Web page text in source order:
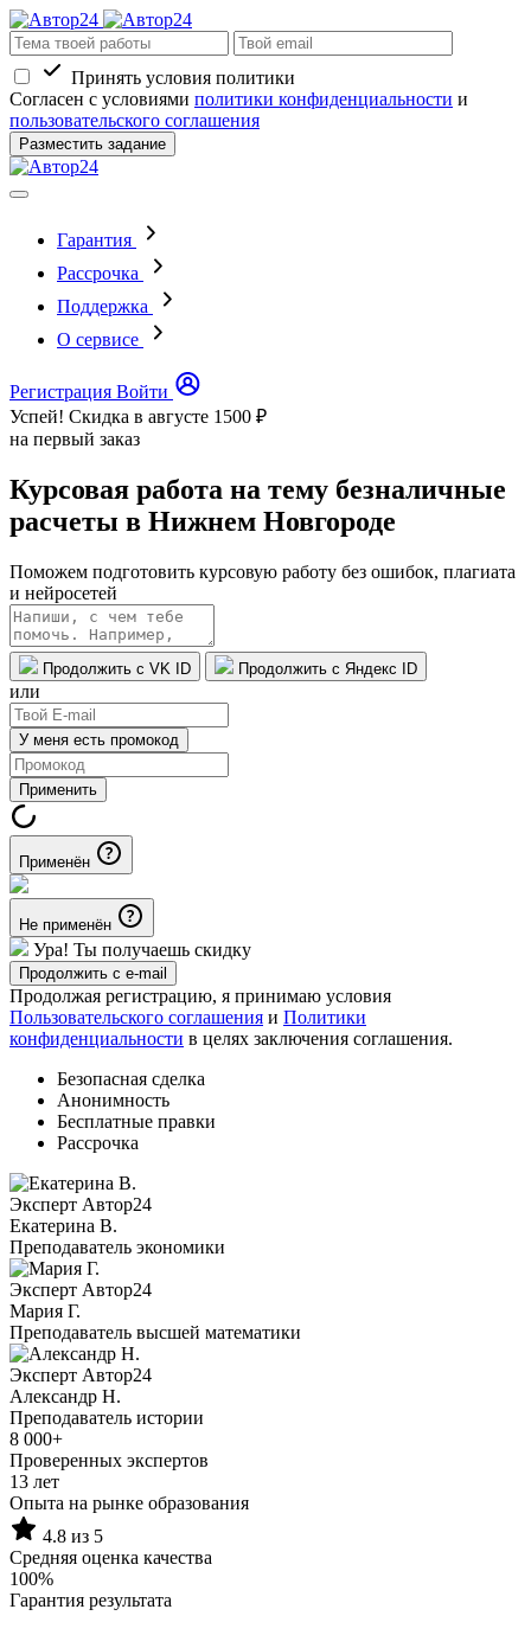
Принять условия политики
Согласен с условиями политики конфиденциальности и
пользовательского соглашения
Разместить задание
Гарантия
Рассрочка
Поддержка
О сервисе
Регистрация Войти
Успей! Скидка в августе 1500 ₽
на первый заказ
Курсовая работа на тему безналичные
расчеты в Нижнем Новгороде
Поможем подготовить курсовую работу без ошибок, плагиата
и нейросетей
Продолжить с VK ID Продолжить с Яндекс ID
или
У меня есть промокод
Применить
Применён
Не применён
Ура! Ты получаешь скидку
Продолжить с e-mail
Продолжая регистрацию, я принимаю условия
Пользовательского соглашения и Политики
конфиденциальности в целях заключения соглашения.
Безопасная сделка
Анонимность
Бесплатные правки
Рассрочка
Эксперт Автор24
Екатерина B.
Преподаватель экономики
Эксперт Автор24
Мария Г.
Преподаватель высшей математики
Эксперт Автор24
Александр Н.
Преподаватель истории
8 000+
Проверенных экспертов
13 лет
Опыта на рынке образования
4.8 из 5
Средняя оценка качества
100%
Гарантия результата